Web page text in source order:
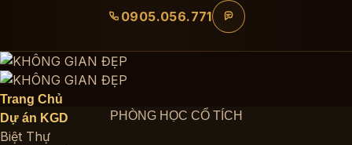
dung
0905.056.771
Trang Chủ
Dự án KGD
Biệt Thự
PHÒNG HỌC CỔ TÍCH